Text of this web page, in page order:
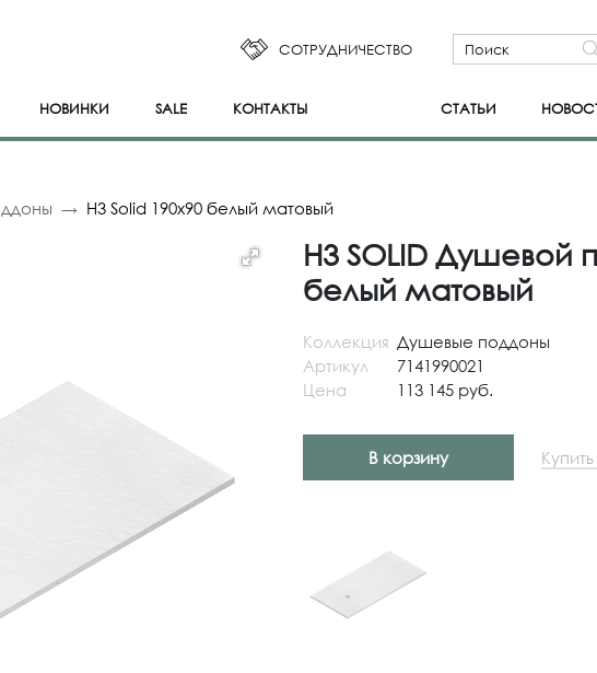
СОТРУДНИЧЕСТВО
НОВИНКИ SALE КОНТАКТЫ СТАТЬИ
H3 Solid 190x90 белый матовый
H3 SOLID Душевой
белый матовый
Коллекция Душевые поддоны
Артикул
7141990021
Цена
113 145 руб.
В корзину